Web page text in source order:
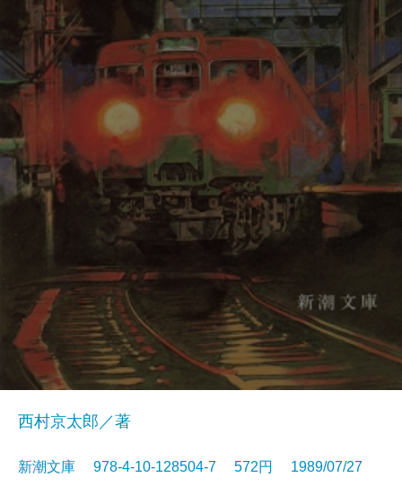
西村京太郎／著
新潮文庫 978-4-10-128504-7 572円 1989/07/27